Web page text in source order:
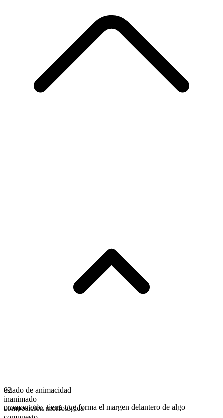
estado de animacidad
inanimado
composición morfológica
02
promontorio,tierra que forma el margen delantero de algo